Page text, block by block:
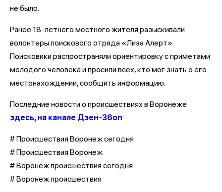
не было.
Ранее 18-летнего местного жителя разыскивали
волонтеры поискового отряда «Лиза Алерт».
Поисковики распространяли ориентировку с приметами
молодого человека и просили всех, кто мог знать о его
местонахождении, сообщить информацию.
Последние новости о происшествиях в Воронеже
здесь, на канале Дзен-36on
# Происшествия Воронеж сегодня
# Происшествия Воронеж
# Воронеж происшествия сегодня
# Воронеж происшествия